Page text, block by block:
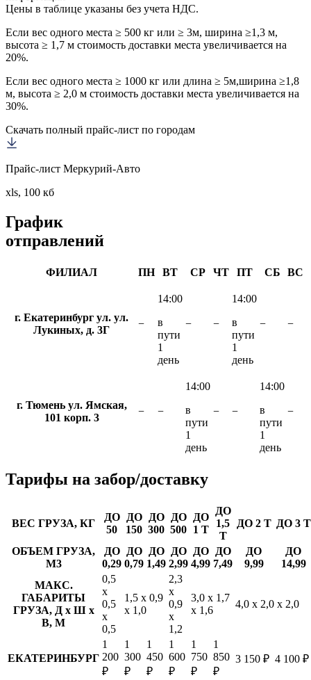
Цены в таблице указаны без учета НДС.
Если вес одного места ≥ 500 кг или ≥ 3м, ширина ≥1,3 м,
высота ≥ 1,7 м стоимость доставки места увеличивается на
20%.
Если вес одного места ≥ 1000 кг или длина ≥ 5м,ширина ≥1,8
м, высота ≥ 2,0 м стоимость доставки места увеличивается на
30%.
Скачать полный прайс-лист по городам
Прайс-лист Меркурий-Авто
xls, 100 кб
График
отправлений
ФИЛИАЛ ПН ВТ СР ЧТ ПТ СБ ВС
г. Екатеринбург ул. ул.
Лукиных, д. 3Г
−
14:00
в
пути
1
день
− −
14:00
в
пути
1
день
− −
г. Тюмень ул. Ямская,
101 корп. 3
− −
14:00
в
пути
1
день
− −
14:00
в
пути
1
день
−
Тарифы на забор/доставку
ВЕС ГРУЗА, КГ
ДО
50
ДО
150
ДО
300
ДО
500
ДО
1 Т
ДО
1,5
Т
ДО 2 Т ДО 3 Т
ОБЪЕМ ГРУЗА,
М3
ДО
0,29
ДО
0,79
ДО
1,49
ДО
2,99
ДО
4,99
ДО
7,49
ДО
9,99
ДО
14,99
МАКС.
ГАБАРИТЫ
ГРУЗА, Д х Ш х
В, М
0,5
х
0,5
х
0,5
1,5 х 0,9
х 1,0
2,3
х
0,9
х
1,2
3,0 х 1,7
х 1,6
4,0 х 2,0 х 2,0
ЕКАТЕРИНБУРГ
1
200
₽
1
300
₽
1
450
₽
1
600
₽
1
750
₽
1
850
₽
3 150 ₽ 4 100 ₽